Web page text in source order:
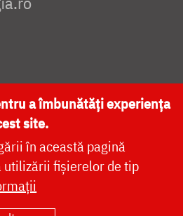
CATEDRALA NAȚIONALĂ
a îmbunătăți experiența
site.
în această pagină
fișierelor de tip